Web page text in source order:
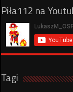
Piła112 na
Tagi